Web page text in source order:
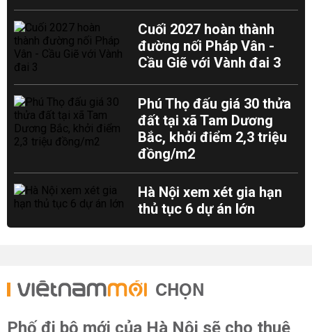
Cuối 2027 hoàn thành
đường nối Pháp Vân -
Cầu Giẽ với Vành đai 3
Phú Thọ đấu giá 30 thửa
đất tại xã Tam Dương
Bắc, khởi điểm 2,3 triệu
đồng/m2
Hà Nội xem xét gia hạn
thủ tục 6 dự án lớn
CHỌN
Phố đi bộ mới của Hà Nội sẽ cho thuê